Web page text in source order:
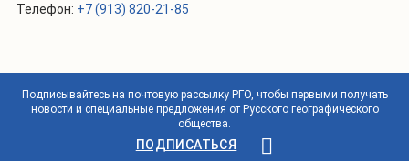
Телефон: +7 (913) 820-21-85
Подписывайтесь на почтовую рассылку РГО, чтобы первыми получать
новости и специальные предложения от Русского географического
общества.
ПОДПИСАТЬСЯ